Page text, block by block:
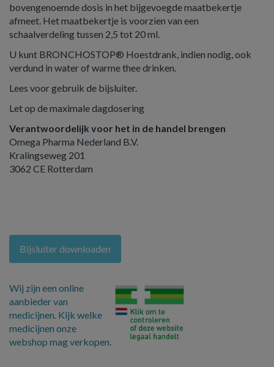
bovengenoemde dosis in het bijgevoegde maatbekertje
afmeet. Het maatbekertje is voorzien van een
schaalverdeling tussen 2,5 tot 20 ml.
U kunt BRONCHOSTOP® Hoestdrank, indien nodig, ook
verdund in water of warme thee drinken.
Lees voor gebruik de bijsluiter.
Let op de maximale dagdosering
Verantwoordelijk voor het in de handel brengen
Omega Pharma Nederland B.V.
Kralingseweg 201
3062 CE Rotterdam
Bijsluiter downloaden
Wij zijn een online
aanbieder van
medicijnen. Kijk welke
medicijnen onze
webshop mag verkopen.